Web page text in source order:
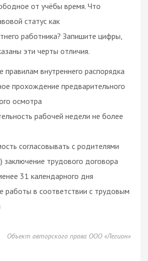
от учёбы время. Что
статус как
работника? Запишите цифры,
эти черты отличия.
правилам внутреннего распорядка
прохождение предварительного
осмотра
рабочей недели не более
согласовывать с родителями
заключение трудового договора
31 календарного дня
работы в соответствии с трудовым
Объект авторского права ООО «Легион»